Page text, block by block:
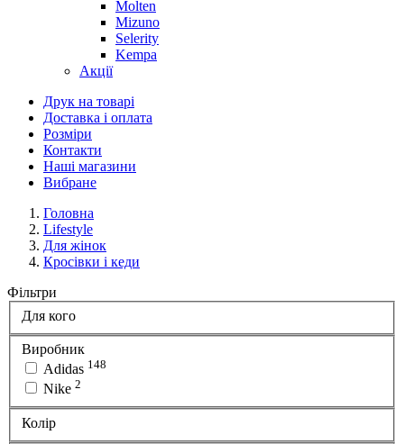
Molten
Mizuno
Selerity
Kempa
Акції
Друк на товарі
Доставка і оплата
Розміри
Контакти
Наші магазини
Вибране
Головна
Lifestyle
Для жінок
Кросівки і кеди
Фільтри
Для кого
Виробник
Adidas 148
Nike 2
Колір